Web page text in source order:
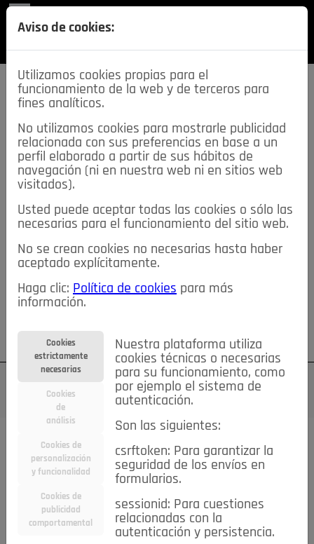
SECCIONES
descarga esta
REVISTA
≡NOTICIAS
NOTICIAS SERVICIOS DE INTERÉS
TABLÓN DE ANUNCIOS MIS ANUNCIOS CONTACTO
NOSOTROS
Su cuenta Regístrese ¿Olvidó su contraseña?
Todas las noticias..
#TePrestoMisOjos Caridad
Ciencia&Tecnología
Economía
Entretenimiento
Estilo de Vida
Internacional
Madrid Opinión IN
Pozuelo de Alarcón
Salud 🔴 En Directo
Aviso de cookies:
Utilizamos cookies propias para el
funcionamiento de la web y de terceros para
fines analíticos.
No utilizamos cookies para mostrarle publicidad
relacionada con sus preferencias en base a un
perfil elaborado a partir de sus hábitos de
navegación (ni en nuestra web ni en sitios web
visitados).
Usted puede aceptar todas las cookies o sólo las
necesarias para el funcionamiento del sitio web.
No se crean cookies no necesarias hasta haber
aceptado explícitamente.
Haga clic: Política de cookies para más
información.
Cookies
estrictamente
necesarias
Cookies
de
análisis
Cookies de
personalización
y funcionalidad
Cookies de
publicidad
comportamental
Nuestra plataforma utiliza
cookies técnicas o necesarias
para su funcionamiento, como
por ejemplo el sistema de
autenticación.
Son las siguientes:
csrftoken: Para garantizar la
seguridad de los envíos en
formularios.
sessionid: Para cuestiones
relacionadas con la
autenticación y persistencia.